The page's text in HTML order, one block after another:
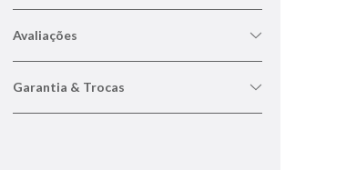
Avaliações
Garantia & Trocas